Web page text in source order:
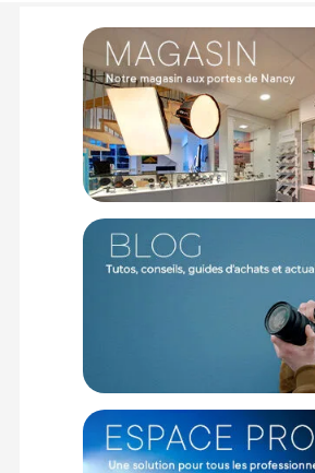
permet d’installer aisément deux sièges,
appareil photo, des objectifs et des sacs
conservant un bon espace de circulation.
Discrétion et camouflage parfaits
Grâce à son revêtement camouflage
différents, l’Aquila Mark III se fond dans
L’intérieur sombre associé à une porte
insectes camouflé permet une discrétion
entrouverte. L’absence de Velcro et les
silencieuses évitent toute perturbation
l’observation ou de la prise de vue.
Protection optimale contre les
Son tissu extérieur doté d’un indice
mm assure une excellente
supplémentaires protègent efficacement
objectifs contre la pluie. Ces protections
de pare-soleil pour réduire la visibilité de